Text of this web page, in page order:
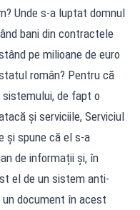
Unde s-a luptat domnul
bani din contractele
pe milioane de euro
român? Pentru că
de fapt o
și serviciile, Serviciul
și spune că el s-a
de informații și, în
el de un sistem anti-
document în acest